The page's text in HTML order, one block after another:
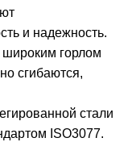
и надежность.
горлом
сгибаются,
стали
ISO3077.